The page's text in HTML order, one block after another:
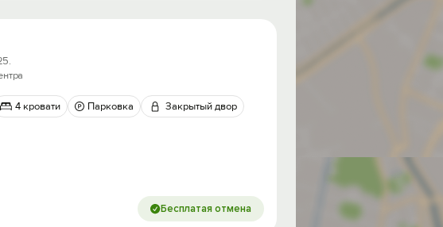
4 кровати Парковка
Закрытый двор
Бесплатая отмена
промокод на